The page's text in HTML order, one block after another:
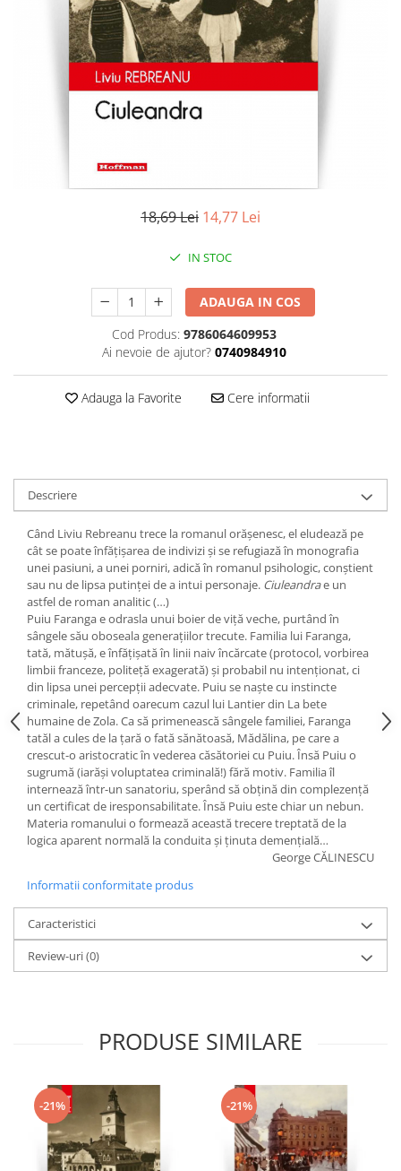
Literatura
Contemporana
Publicistica / Reportaje / Interviuri
Sociologie si filozofie
18,69 Lei 14,77 Lei
IN STOC
ADAUGA IN COS
Cod Produs: 9786064609953
Ai nevoie de ajutor? 0740984910
Adauga la Favorite Cere informatii
Descriere
Când Liviu Rebreanu trece la romanul orășenesc, el eludează pe
cât se poate înfățișarea de indivizi și se refugiază în monografia
unei pasiuni, a unei porniri, adică în romanul psihologic, conștient
sau nu de lipsa putinței de a intui personaje. Ciuleandrae un
astfel de roman analitic (…)
Puiu Faranga e odrasla unui boier de viță veche, purtând în
sângele său oboseala generațiilor trecute. Familia lui Faranga,
tată, mătușă, e înfățișată în linii naiv încărcate (protocol, vorbirea
limbii franceze, politeță exagerată) și probabil nu intenționat, ci
din lipsa unei percepții adecvate. Puiu se naște cu instincte
criminale, repetând oarecum cazul lui Lantier din La bete
humaine de Zola. Ca să primenească sângele familiei, Faranga
tatăl a cules de la țară o fată sănătoasă, Mădălina, pe care a
crescut-o aristocratic în vederea căsătoriei cu Puiu. Însă Puiu o
sugrumă (iarăși voluptatea criminală!) fără motiv. Familia îl
internează într-un sanatoriu, sperând să obțină din complezență
un certificat de iresponsabilitate. Însă Puiu este chiar un nebun.
Materia romanului o formează această trecere treptată de la
logica aparent normală la conduita și ținuta demențială…
George CĂLINESCU
Informatii conformitate produs
Caracteristici
Review-uri(0)
PRODUSE SIMILARE
-21% -21%